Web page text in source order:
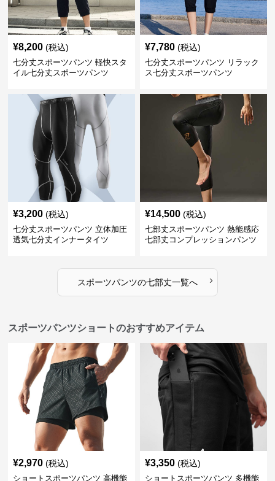
¥8,200 (税込)
七分丈スポーツパンツ 軽快スタ
イル七分丈スポーツパンツ
¥7,780 (税込)
七分丈スポーツパンツ リラック
ス七分丈スポーツパンツ
¥3,200 (税込)
七分丈スポーツパンツ 立体加圧
透気七分丈インナータイツ
¥14,500 (税込)
七部丈スポーツパンツ 熱能感応
七部丈コンプレッションパンツ
スポーツパンツの七部丈一覧へ ›
スポーツパンツショートのおすすめアイテム
¥2,970 (税込)
ショートスポーツパンツ 高機能
¥3,350 (税込)
ショートスポーツパンツ 多機能